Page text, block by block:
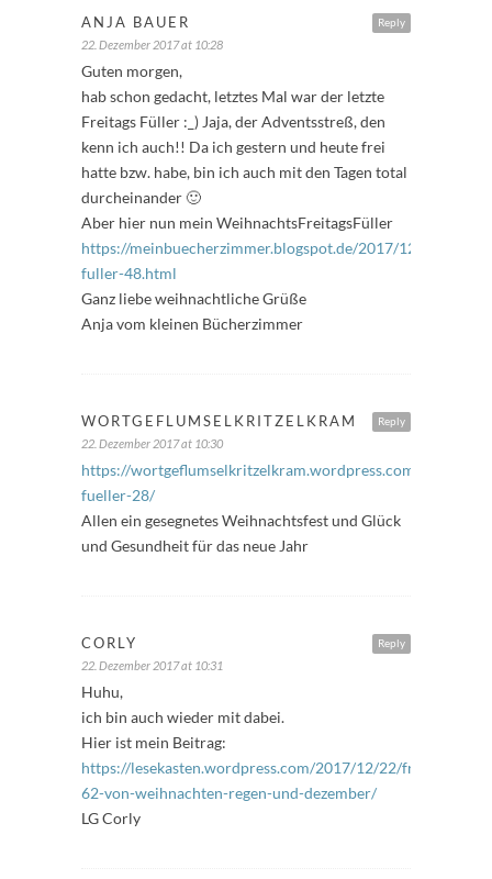
Reply
ANJA BAUER
22. Dezember 2017 at 10:28
Guten morgen,
hab schon gedacht, letztes Mal war der letzte
Freitags Füller :_) Jaja, der Adventsstreß, den
kenn ich auch!! Da ich gestern und heute frei
hatte bzw. habe, bin ich auch mit den Tagen total
durcheinander 🙂
Aber hier nun mein WeihnachtsFreitagsFüller
https://meinbuecherzimmer.blogspot.de/2017/12/freitags-
fuller-48.html
Ganz liebe weihnachtliche Grüße
Anja vom kleinen Bücherzimmer
Reply
WORTGEFLUMSELKRITZELKRAM
22. Dezember 2017 at 10:30
https://wortgeflumselkritzelkram.wordpress.com/2017/12/
fueller-28/
Allen ein gesegnetes Weihnachtsfest und Glück
und Gesundheit für das neue Jahr
Reply
CORLY
22. Dezember 2017 at 10:31
Huhu,
ich bin auch wieder mit dabei.
Hier ist mein Beitrag:
https://lesekasten.wordpress.com/2017/12/22/
62-von-weihnachten-regen-und-dezember/
LG Corly